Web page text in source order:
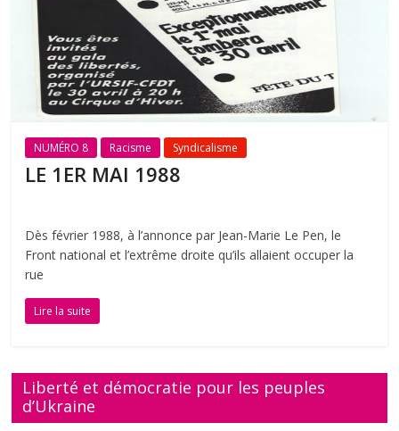
NUMÉRO 8 Racisme Syndicalisme
LE 1ER MAI 1988
Dès février 1988, à l’annonce par Jean-Marie Le Pen, le
Front national et l’extrême droite qu’ils allaient occuper la
rue
Lire la suite
Liberté et démocratie pour les peuples
d’Ukraine